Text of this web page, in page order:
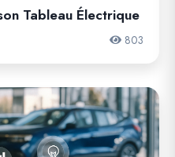
Tableau Électrique
803